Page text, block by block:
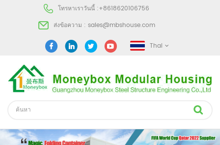
โทรหาเราวันนี้ :+8618620106756
ส่งข้อความ : sales@mbshouse.com
Thai